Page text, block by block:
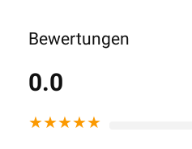
Bewertungen
0.0
★★★★★